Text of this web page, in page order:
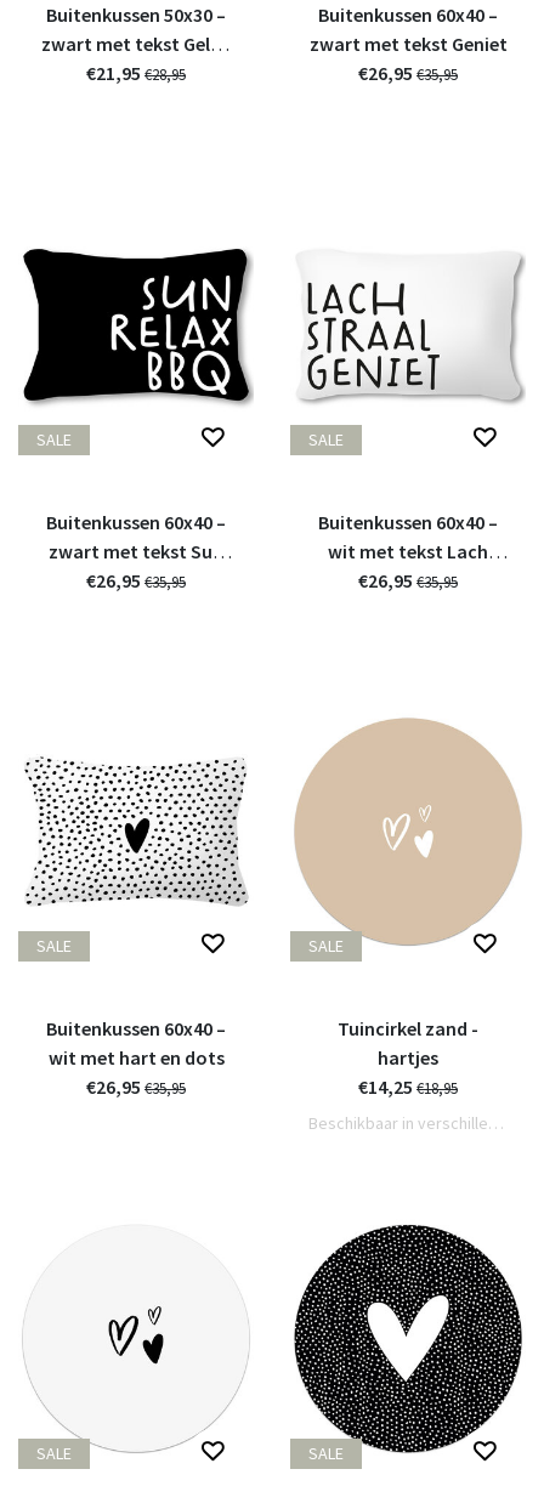
Buitenkussen 50x30 –
zwart met tekst Geluk
zit in het zonnetje
€21,95 €28,95
Buitenkussen 60x40 –
zwart met tekst Geniet
€26,95 €35,95
SALE
Buitenkussen 60x40 –
zwart met tekst Sun
Relax BBQ
€26,95 €35,95
SALE
Buitenkussen 60x40 –
wit met tekst Lach
Straal Geniet
€26,95 €35,95
SALE
Buitenkussen 60x40 –
wit met hart en dots
€26,95 €35,95
SALE
Tuincirkel zand -
hartjes
€14,25 €18,95
Beschikbaar in verschillende varianten
SALE SALE